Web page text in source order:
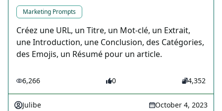
Marketing Prompts
Créez une URL, un Titre, un Mot-clé, un Extrait,
une Introduction, une Conclusion, des Catégories,
des Emojis, un Résumé pour un article.
6,266 0 4,352
Julibe October 4, 2023